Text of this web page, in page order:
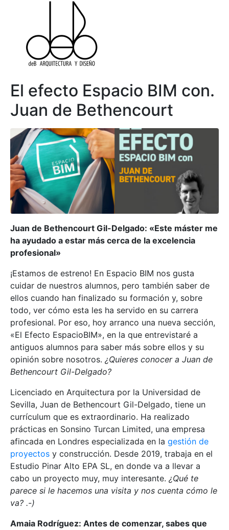
El efecto Espacio BIM con.
Juan de Bethencourt
Juan de Bethencourt Gil-Delgado: «Este máster me
ha ayudado a estar más cerca de la excelencia
profesional»
¡Estamos de estreno! En Espacio BIM nos gusta
cuidar de nuestros alumnos, pero también saber de
ellos cuando han finalizado su formación y, sobre
todo, ver cómo esta les ha servido en su carrera
profesional. Por eso, hoy arranco una nueva sección,
«El Efecto EspacioBIM», en la que entrevistaré a
antiguos alumnos para saber más sobre ellos y su
opinión sobre nosotros. ¿Quieres conocer a Juan de
Bethencourt Gil-Delgado?
Licenciado en Arquitectura por la Universidad de
Sevilla, Juan de Bethencourt Gil-Delgado, tiene un
currículum que es extraordinario. Ha realizado
prácticas en Sonsino Turcan Limited, una empresa
afincada en Londres especializada en la gestión de
proyectos y construcción. Desde 2019, trabaja en el
Estudio Pinar Alto EPA SL, en donde va a llevar a
cabo un proyecto muy, muy interesante. ¿Qué te
parece si le hacemos una visita y nos cuenta cómo le
va? .-)
Amaia Rodríguez: Antes de comenzar, sabes que